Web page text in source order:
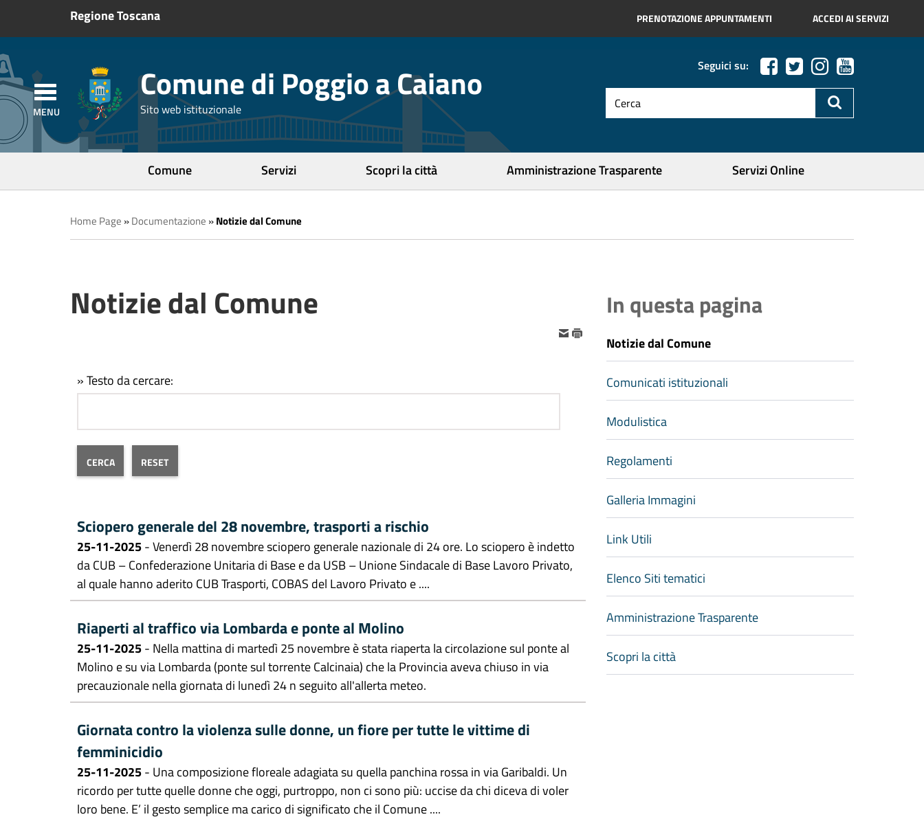
Regione Toscana PRENOTAZIONE APPUNTAMENTI ACCEDI AI SERVIZI
Comune di Poggio a Caiano
Sito web istituzionale
Seguici su:
testo
da
Comune Servizi Scopri la città Amministrazione Trasparente Servizi Online
Home Page »Documentazione »Notizie dal Comune
Notizie dal Comune
» Testo da cercare:
Sciopero generale del 28 novembre, trasporti a rischio
25-11-2025- Venerdì 28 novembre sciopero generale nazionale di 24 ore. Lo sciopero è indetto
da CUB – Confederazione Unitaria di Base e da USB – Unione Sindacale di Base Lavoro Privato,
al quale hanno aderito CUB Trasporti, COBAS del Lavoro Privato e ....
Riaperti al traffico via Lombarda e ponte al Molino
25-11-2025- Nella mattina di martedì 25 novembre è stata riaperta la circolazione sul ponte al
Molino e su via Lombarda (ponte sul torrente Calcinaia) che la Provincia aveva chiuso in via
precauzionale nella giornata di lunedì 24 n seguito all'allerta meteo.
Giornata contro la violenza sulle donne, un fiore per tutte le vittime di
femminicidio
25-11-2025- Una composizione floreale adagiata su quella panchina rossa in via Garibaldi. Un
ricordo per tutte quelle donne che oggi, purtroppo, non ci sono più: uccise da chi diceva di voler
loro bene. E’ il gesto semplice ma carico di significato che il Comune ....
In questa pagina
Notizie dal Comune
Comunicati istituzionali
Modulistica
Regolamenti
Galleria Immagini
Link Utili
Elenco Siti tematici
Amministrazione Trasparente
Scopri la città